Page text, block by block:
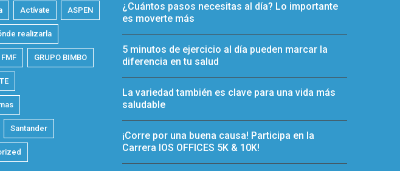
Actívate ASPEN
realizarla
FMF GRUPO BIMBO
Santander
¿Cuántos pasos necesitas al día? Lo importante
es moverte más
5 minutos de ejercicio al día pueden marcar la
diferencia en tu salud
La variedad también es clave para una vida más
saludable
¡Corre por una buena causa! Participa en la
Carrera IOS OFFICES 5K & 10K!